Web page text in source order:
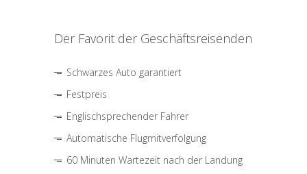
Der Favorit der Geschäftsreisenden
Schwarzes Auto garantiert
Festpreis
Englischsprechender Fahrer
Automatische Flugmitverfolgung
60 Minuten Wartezeit nach der Landung